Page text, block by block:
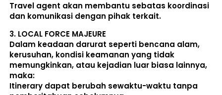
Travel agent akan membantu sebatas koordinasi
dan komunikasi dengan pihak terkait.
3. LOCAL FORCE MAJEURE
Dalam keadaan darurat seperti bencana alam,
kerusuhan, kondisi keamanan yang tidak
memungkinkan, atau kejadian luar biasa lainnya,
maka:
Itinerary dapat berubah sewaktu-waktu tanpa